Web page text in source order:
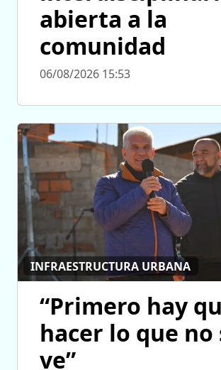
abierta a la
comunidad
06/08/2026 15:53
INFRAESTRUCTURA URBANA
“Primero hay
hacer lo que no
ve”